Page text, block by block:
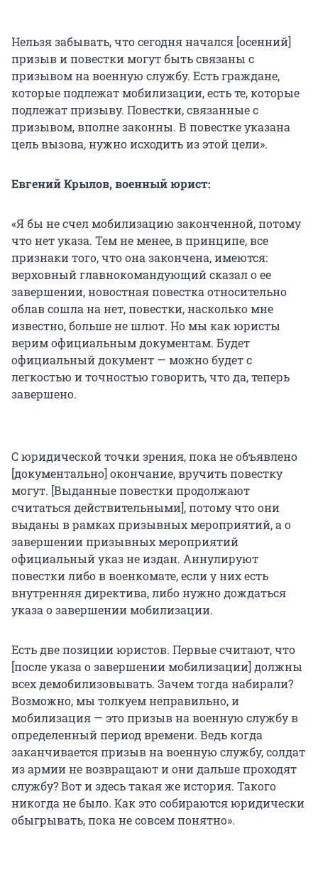
Нельзя забывать, что сегодня начался [осенний]
призыв и повестки могут быть связаны с
призывом на военную службу. Есть граждане,
которые подлежат мобилизации, есть те, которые
подлежат призыву. Повестки, связанные с
призывом, вполне законны. В повестке указана
цель вызова, нужно исходить из этой цели».
Евгений Крылов, военный юрист:
«Я бы не счел мобилизацию законченной, потому
что нет указа. Тем не менее, в принципе, все
признаки того, что она закончена, имеются:
верховный главнокомандующий сказал о ее
завершении, новостная повестка относительно
облав сошла на нет, повестки, насколько мне
известно, больше не шлют. Но мы как юристы
верим официальным документам. Будет
официальный документ — можно будет с
легкостью и точностью говорить, что да, теперь
завершено.
С юридической точки зрения, пока не объявлено
[документально] окончание, вручить повестку
могут. [Выданные повестки продолжают
считаться действительными], потому что они
выданы в рамках призывных мероприятий, а о
завершении призывных мероприятий
официальный указ не издан. Аннулируют
повестки либо в военкомате, если у них есть
внутренняя директива, либо нужно дождаться
указа о завершении мобилизации.
Есть две позиции юристов. Первые считают, что
[после указа о завершении мобилизации] должны
всех демобилизовывать. Зачем тогда набирали?
Возможно, мы толкуем неправильно, и
мобилизация — это призыв на военную службу в
определенный период времени. Ведь когда
заканчивается призыв на военную службу, солдат
из армии не возвращают и они дальше проходят
службу? Вот и здесь такая же история. Такого
никогда не было. Как это собираются юридически
обыгрывать, пока не совсем понятно».